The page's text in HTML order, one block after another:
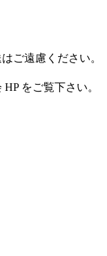
ご遠慮ください。
をご覧下さい。